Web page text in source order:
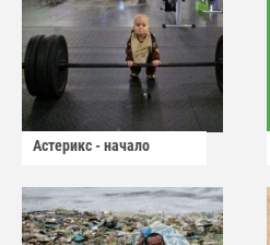
Астерикс - начало